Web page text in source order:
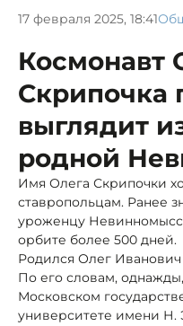
17 февраля 2025, 18:41
Космонавт
Скрипочка
выглядит
родной
Имя Олега Скрипочки
ставропольцам. Ранее
уроженцу
орбите более 500 дней.
Родился Олег
По его словам,
Московском
университете имени Н.